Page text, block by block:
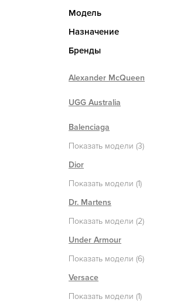
Модель
Назначение
Бренды
Alexander McQueen
UGG Australia
Balenciaga
Показать модели (3)
Dior
Показать модели (1)
Dr. Martens
Показать модели (2)
Under Armour
Показать модели (6)
Versace
Показать модели (1)